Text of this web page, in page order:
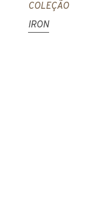
COLEÇÃO
IRON